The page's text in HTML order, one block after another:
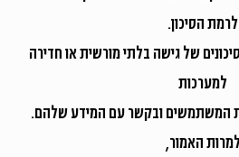
לרמת הסיכון.
של גישה בלתי מורשית או חדירה
למערכות
המשתמשים ובקשר עם המידע שלהם.
האמור,